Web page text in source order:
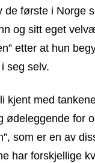
første i Norge
og sitt eget
etter at hun
seg selv.
kjent med
for
som er en av
har forskjellige